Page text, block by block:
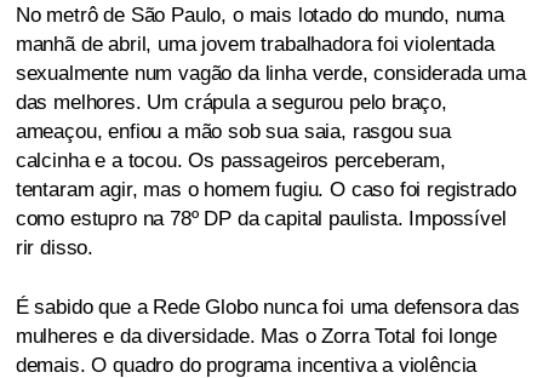
No metrô de São Paulo, o mais lotado do mundo, numa
manhã de abril, uma jovem trabalhadora foi violentada
sexualmente num vagão da linha verde, considerada uma
das melhores. Um crápula a segurou pelo braço,
ameaçou, enfiou a mão sob sua saia, rasgou sua
calcinha e a tocou. Os passageiros perceberam,
tentaram agir, mas o homem fugiu. O caso foi registrado
como estupro na 78º DP da capital paulista. Impossível
rir disso.
É sabido que a Rede Globo nunca foi uma defensora das
mulheres e da diversidade. Mas o Zorra Total foi longe
demais. O quadro do programa incentiva a violência